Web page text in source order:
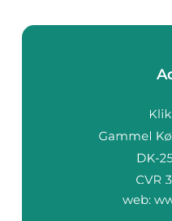
web: